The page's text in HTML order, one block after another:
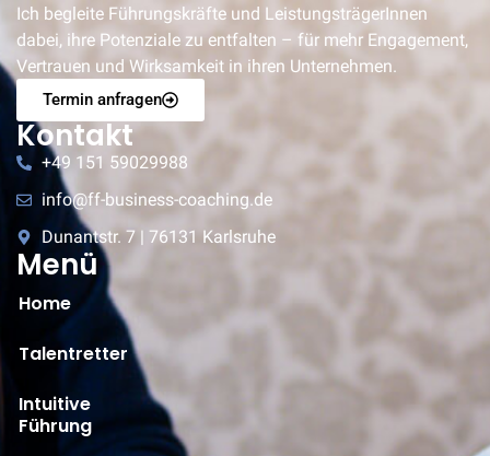
Ich begleite Führungskräfte und LeistungsträgerInnen
dabei, ihre Potenziale zu entfalten – für mehr Engagement,
Vertrauen und Wirksamkeit in ihren Unternehmen.
Termin anfragen
Kontakt
+49 151 59029988
info@ff-business-coaching.de
Dunantstr. 7 | 76131 Karlsruhe
Menü
Home
Talentretter
Intuitive
Führung